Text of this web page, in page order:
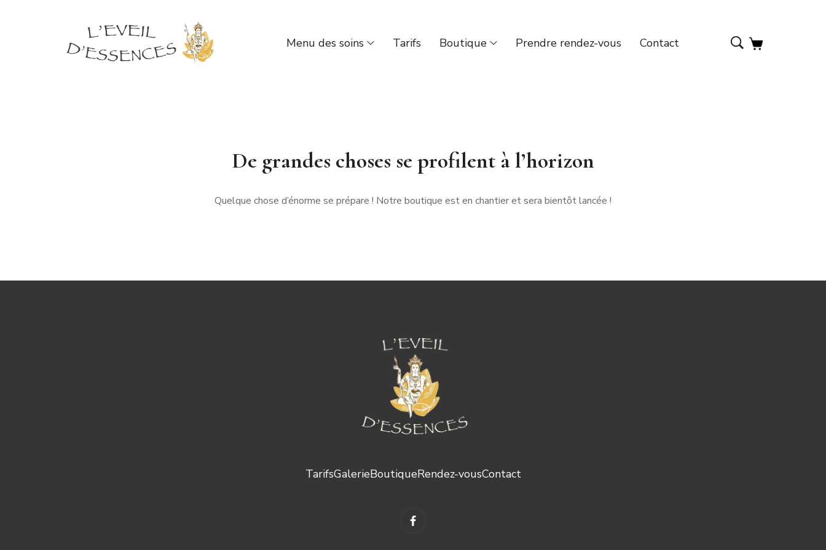
Menu des soins Tarifs Boutique Prendre rendez-vous Contact
De grandes choses se profilent à l’horizon
Quelque chose d’énorme se prépare ! Notre boutique est en chantier et sera bientôt lancée !
TarifsGalerieBoutiqueRendez-vousContact